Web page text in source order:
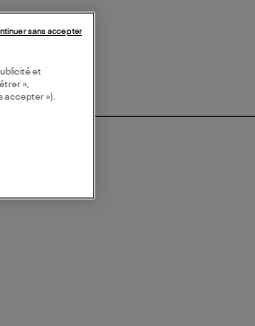
et
»,
accepter »).
sans accepter